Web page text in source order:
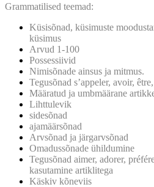
Grammatilised teemad:
Küsisõnad, küsimuste
küsimus
Arvud 1-100
Possessiivid
Nimisõnade ainsus ja mitmus.
Tegusõnad s’appeler, avoir,
Määratud ja umbmäärane
Lihttulevik
sidesõnad
ajamäärsõnad
Arvsõnad ja järgarvsõnad
Omadussõnade ühildumine
Tegusõnad aimer, adorer,
kasutamine artiklitega
Käskiv kõneviis